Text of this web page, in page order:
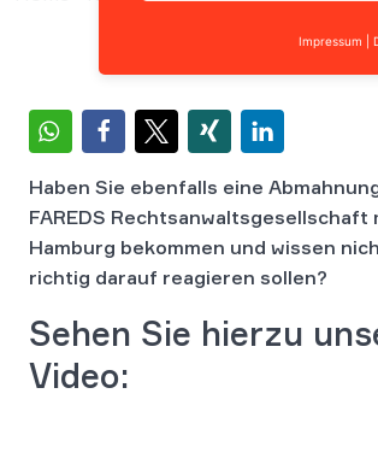
Haben Sie ebenfalls eine
FAREDS Rechtsanwaltsgesellschaft
Hamburg bekommen und wissen
richtig darauf reagieren sollen?
Sehen Sie hierzu
Video:
Impressum